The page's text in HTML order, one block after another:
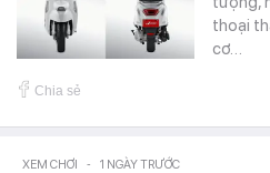
thoại
cơ…
Chia sẻ
XEM CHƠI - 1 NGÀY TRƯỚC